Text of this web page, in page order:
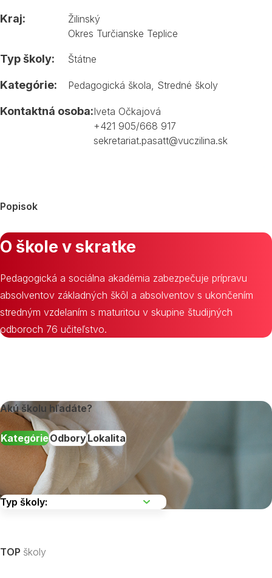
Kraj:
Žilinský
Okres Turčianske Teplice
Typ školy: Štátne
Kategórie: Pedagogická škola Stredné školy
Kontaktná osoba:Iveta Očkajová
+421 905/668 917
sekretariat.pasatt@vuczilina.sk
Popisok
O škole v skratke
Pedagogická a sociálna akadémia zabezpečuje prípravu
absolventov základných škôl a absolventov s ukončením
stredným vzdelaním s maturitou v skupine študijných
odboroch 76 učiteľstvo.
Akú školu hľadáte?
KategórieOdboryLokalita
TOP školy